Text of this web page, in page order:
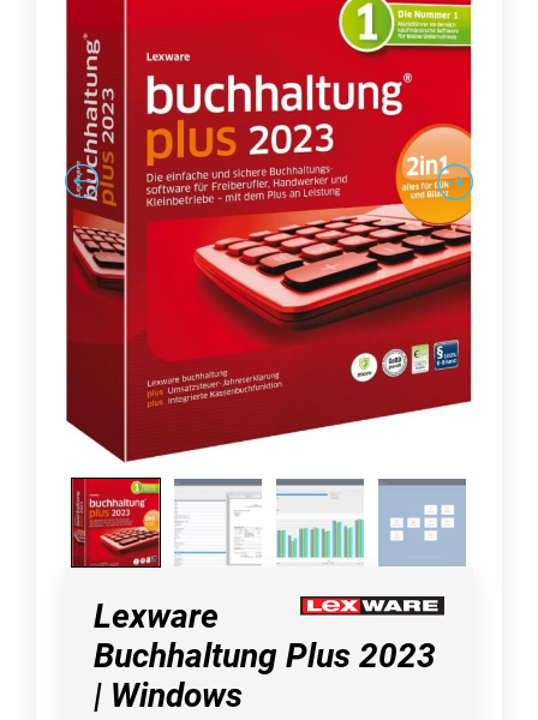
Lexware
Buchhaltung Plus 2023
| Windows